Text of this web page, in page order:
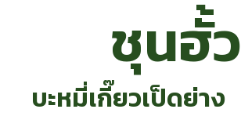
ชุนฮั้ว
บะหมี่เกี๊ยวเป็ดย่าง